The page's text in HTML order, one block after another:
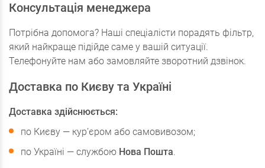
Консультація менеджера
Потрібна допомога? Наші спеціалісти порадять фільтр,
який найкраще підійде саме у вашій ситуації.
Телефонуйте нам або замовляйте зворотний дзвінок.
Доставка по Києву та Україні
Доставка здійснюється:
по Києву — кур’єром або самовивозом;
по Україні — службою Нова Пошта.